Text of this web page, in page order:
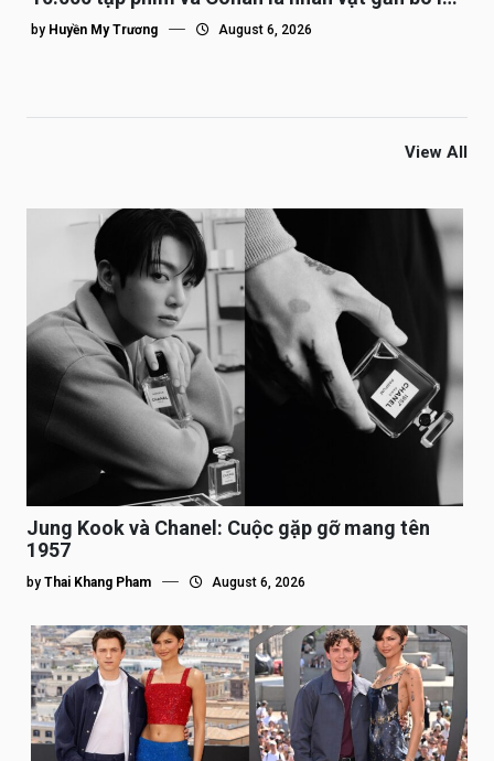
nhất”
by Huyền My Trương August 6, 2026
View All
Jung Kook và Chanel: Cuộc gặp gỡ mang tên
1957
by Thai Khang Pham August 6, 2026